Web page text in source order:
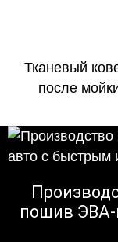
Тканевый
после
пошив